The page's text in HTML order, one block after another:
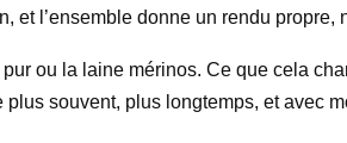
l’ensemble donne un rendu propre,
ou la laine mérinos. Ce que cela
souvent, plus longtemps, et avec